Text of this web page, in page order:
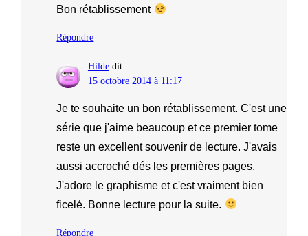
Bon rétablissement
Répondre
Hilde dit :
15 octobre 2014 à 11:17
Je te souhaite un bon rétablissement. C'est une
série que j'aime beaucoup et ce premier tome
reste un excellent souvenir de lecture. J'avais
aussi accroché dés les premières pages.
J'adore le graphisme et c'est vraiment bien
ficelé. Bonne lecture pour la suite.
Répondre